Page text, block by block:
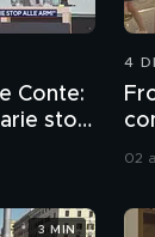
Conte:
stop
4
02
3 MIN